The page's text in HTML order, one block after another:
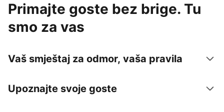
Primajte goste bez brige. Tu
smo za vas
Vaš smještaj za odmor, vaša pravila
Upoznajte svoje goste